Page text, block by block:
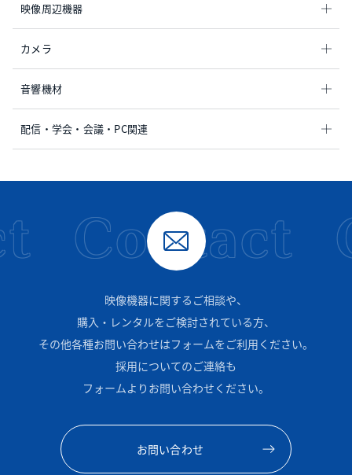
映像周辺機器
カメラ
音響機材
配信・学会・会議・PC関連
Contact
映像機器に関するご相談や、
購入・レンタルをご検討されている方、
その他各種お問い合わせはフォームをご利用ください。
採用についてのご連絡も
フォームよりお問い合わせください。
お問い合わせ